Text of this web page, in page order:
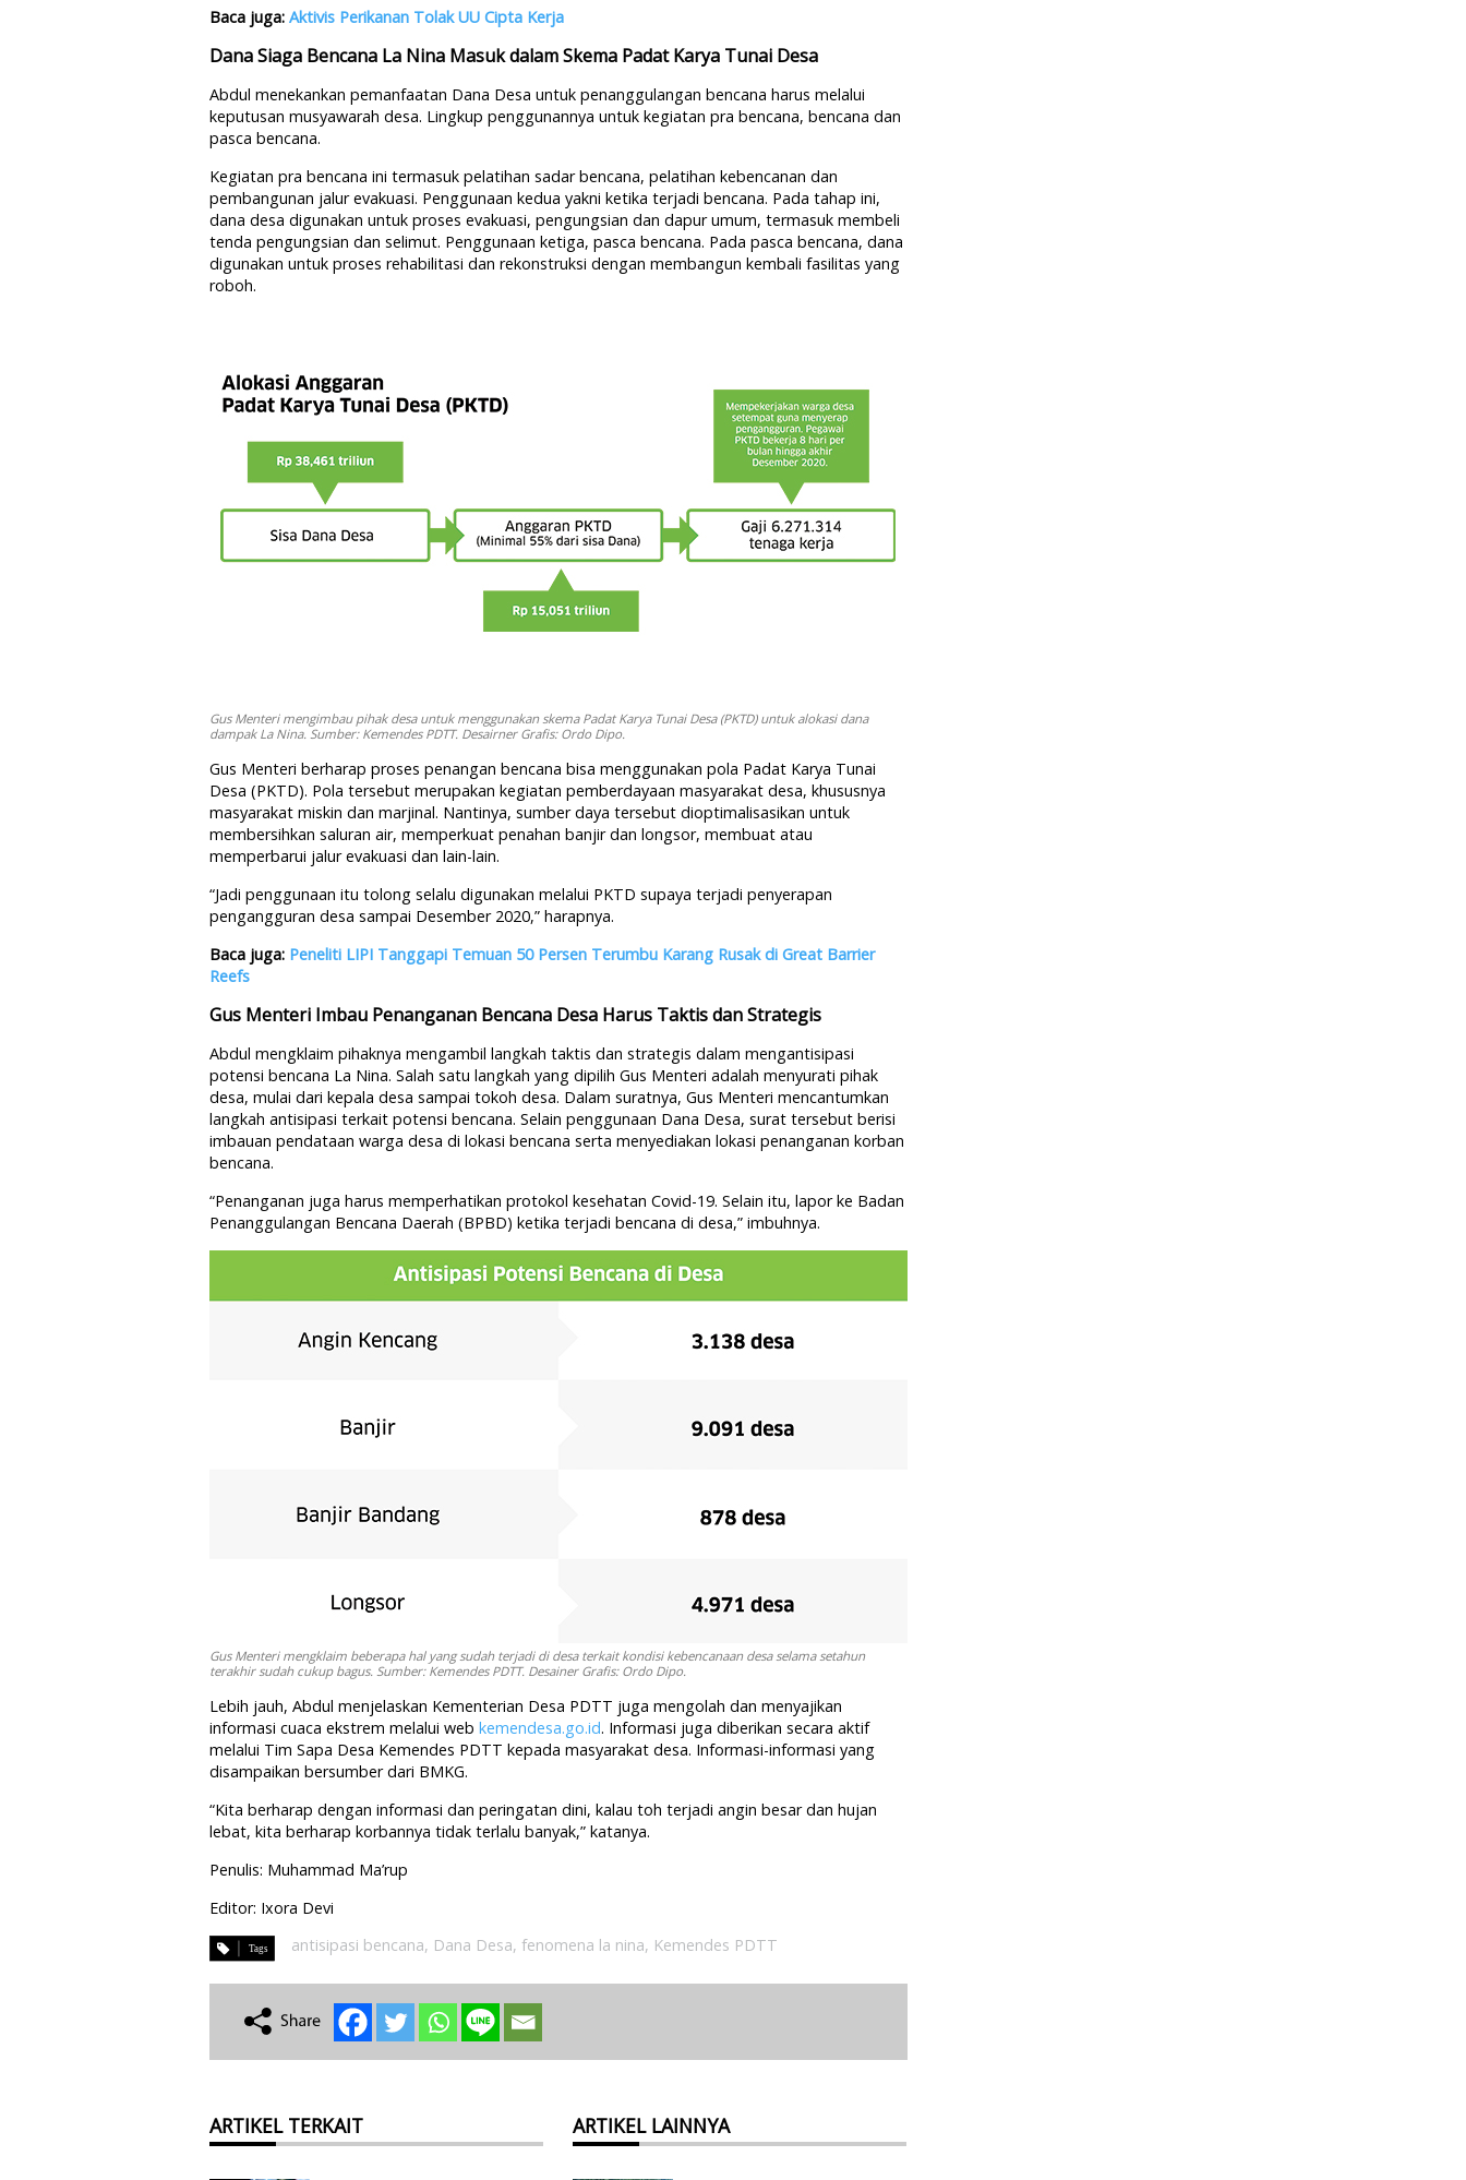
Baca juga: Aktivis Perikanan Tolak UU Cipta Kerja
Dana Siaga Bencana La Nina Masuk dalam Skema Padat Karya Tunai Desa
Abdul menekankan pemanfaatan Dana Desa untuk penanggulangan bencana harus melalui
keputusan musyawarah desa. Lingkup penggunannya untuk kegiatan pra bencana, bencana dan
pasca bencana.
Kegiatan pra bencana ini termasuk pelatihan sadar bencana, pelatihan kebencanan dan
pembangunan jalur evakuasi. Penggunaan kedua yakni ketika terjadi bencana. Pada tahap ini,
dana desa digunakan untuk proses evakuasi, pengungsian dan dapur umum, termasuk membeli
tenda pengungsian dan selimut. Penggunaan ketiga, pasca bencana. Pada pasca bencana, dana
digunakan untuk proses rehabilitasi dan rekonstruksi dengan membangun kembali fasilitas yang
roboh.
Gus Menteri mengimbau pihak desa untuk menggunakan skema Padat Karya Tunai Desa (PKTD) untuk alokasi dana
dampak La Nina. Sumber: Kemendes PDTT. Desairner Grafis: Ordo Dipo.
Gus Menteri berharap proses penangan bencana bisa menggunakan pola Padat Karya Tunai
Desa (PKTD). Pola tersebut merupakan kegiatan pemberdayaan masyarakat desa, khususnya
masyarakat miskin dan marjinal. Nantinya, sumber daya tersebut dioptimalisasikan untuk
membersihkan saluran air, memperkuat penahan banjir dan longsor, membuat atau
memperbarui jalur evakuasi dan lain-lain.
“Jadi penggunaan itu tolong selalu digunakan melalui PKTD supaya terjadi penyerapan
pengangguran desa sampai Desember 2020,” harapnya.
Baca juga: Peneliti LIPI Tanggapi Temuan 50 Persen Terumbu Karang Rusak di Great Barrier
Reefs
Gus Menteri Imbau Penanganan Bencana Desa Harus Taktis dan Strategis
Abdul mengklaim pihaknya mengambil langkah taktis dan strategis dalam mengantisipasi
potensi bencana La Nina. Salah satu langkah yang dipilih Gus Menteri adalah menyurati pihak
desa, mulai dari kepala desa sampai tokoh desa. Dalam suratnya, Gus Menteri mencantumkan
langkah antisipasi terkait potensi bencana. Selain penggunaan Dana Desa, surat tersebut berisi
imbauan pendataan warga desa di lokasi bencana serta menyediakan lokasi penanganan korban
bencana.
“Penanganan juga harus memperhatikan protokol kesehatan Covid-19. Selain itu, lapor ke Badan
Penanggulangan Bencana Daerah (BPBD) ketika terjadi bencana di desa,” imbuhnya.
Gus Menteri mengklaim beberapa hal yang sudah terjadi di desa terkait kondisi kebencanaan desa selama setahun
terakhir sudah cukup bagus. Sumber: Kemendes PDTT. Desainer Grafis: Ordo Dipo.
Lebih jauh, Abdul menjelaskan Kementerian Desa PDTT juga mengolah dan menyajikan
informasi cuaca ekstrem melalui web kemendesa.go.id. Informasi juga diberikan secara aktif
melalui Tim Sapa Desa Kemendes PDTT kepada masyarakat desa. Informasi-informasi yang
disampaikan bersumber dari BMKG.
“Kita berharap dengan informasi dan peringatan dini, kalau toh terjadi angin besar dan hujan
lebat, kita berharap korbannya tidak terlalu banyak,” katanya.
Penulis: Muhammad Ma’rup
Editor: Ixora Devi
antisipasi bencana, Dana Desa, fenomena la nina, Kemendes PDTT
ARTIKEL TERKAIT ARTIKEL LAINNYA